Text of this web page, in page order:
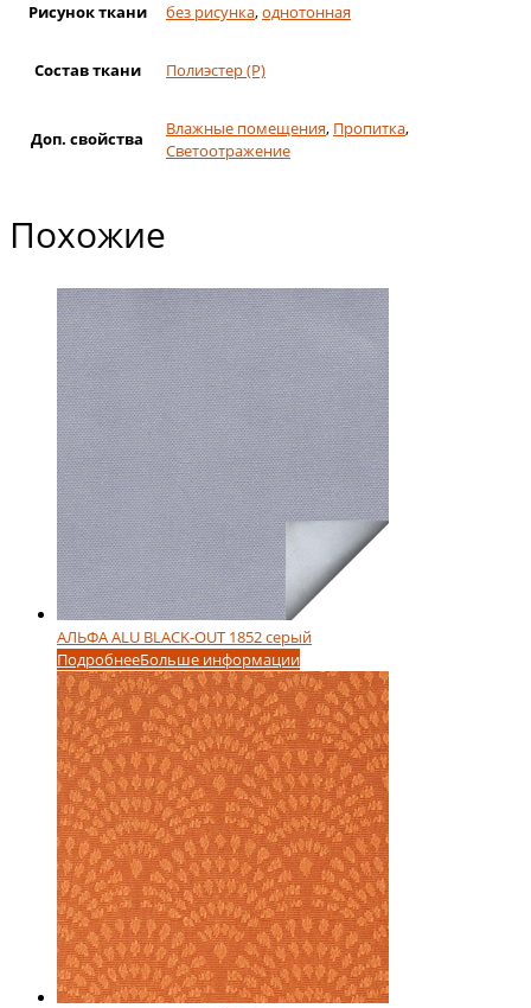
Рисунок ткани без рисунка,однотонная
Состав ткани Полиэстер (Р)
Доп. свойства Влажные помещения, Пропитка,
Светоотражение
Похожие
АЛЬФА ALU BLACK-OUT 1852 серый
ПодробнееБольше информации